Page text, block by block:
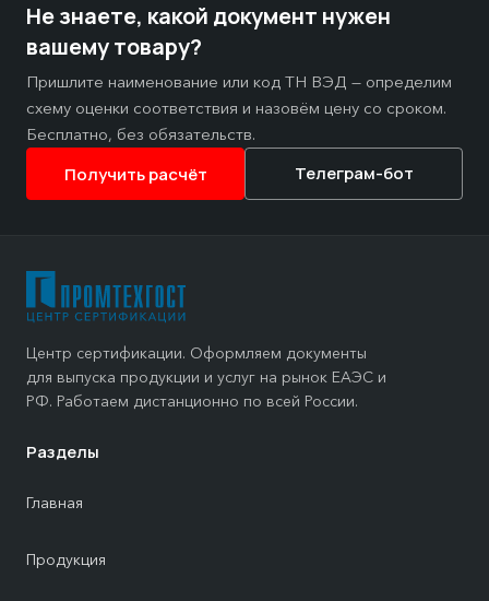
Не знаете, какой документ нужен
вашему товару?
Пришлите наименование или код ТН ВЭД — определим
схему оценки соответствия и назовём цену со сроком.
Бесплатно, без обязательств.
Получить расчёт Телеграм-бот
Центр сертификации. Оформляем документы
для выпуска продукции и услуг на рынок ЕАЭС и
РФ. Работаем дистанционно по всей России.
Разделы
Главная
Продукция